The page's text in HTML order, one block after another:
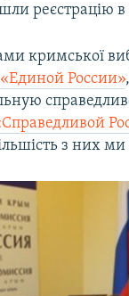
реєстрацію
кримської
«Единой России»
з них